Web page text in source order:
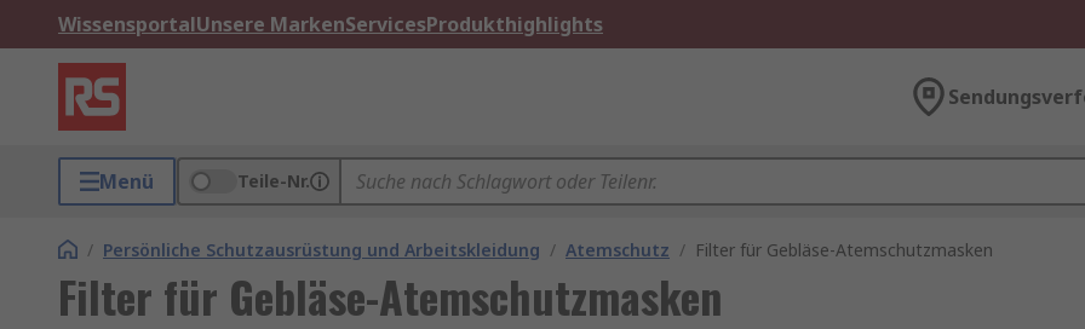
WissensportalUnsere MarkenServicesProdukthighlights
Menü Teile-Nr.
/ Persönliche Schutzausrüstung und Arbeitskleidung / Atemschutz / Filter für Gebläse-Atemschutzmasken
Filter für Gebläse-Atemschutzmasken